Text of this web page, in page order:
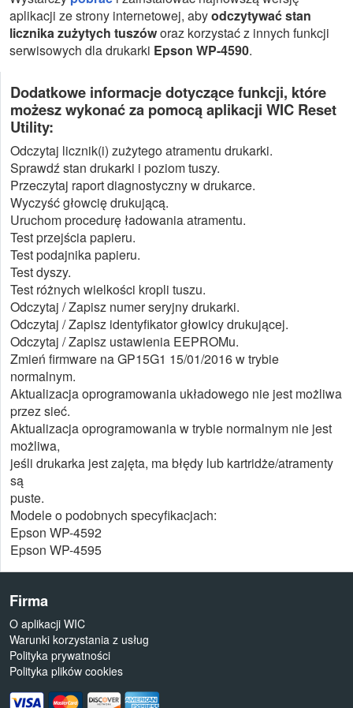
aplikacji ze strony internetowej, abyodczytywać stan
licznika zużytych tuszóworaz korzystać z innych funkcji
serwisowych dla drukarki Epson WP-4590.
Dodatkowe informacje dotyczące funkcji, które
możesz wykonać za pomocą aplikacji WIC Reset
Utility:
Odczytaj licznik(i) zużytego atramentu drukarki.
Sprawdź stan drukarki i poziom tuszy.
Przeczytaj raport diagnostyczny w drukarce.
Wyczyść głowcię drukującą.
Uruchom procedurę ładowania atramentu.
Test przejścia papieru.
Test podajnika papieru.
Test dyszy.
Test różnych wielkości kropli tuszu.
Odczytaj / Zapisz numer seryjny drukarki.
Odczytaj / Zapisz identyfikator głowicy drukującej.
Odczytaj / Zapisz ustawienia EEPROMu.
Zmień firmware na GP15G1 15/01/2016 w trybie
normalnym.
Aktualizacja oprogramowania układowego nie jest możliwa
przez sieć.
Aktualizacja oprogramowania w trybie normalnym nie jest
możliwa,
jeśli drukarka jest zajęta, ma błędy lub kartridże/atramenty
są
puste.
Modele o podobnych specyfikacjach:
Epson WP-4592
Epson WP-4595
Firma
O aplikacji WIC
Warunki korzystania z usług
Polityka prywatności
Polityka plików cookies